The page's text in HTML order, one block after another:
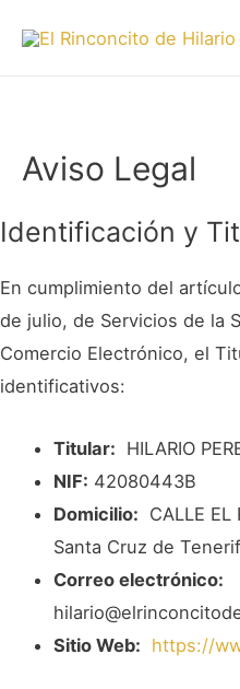
Aviso Legal
Identificación y
En cumplimiento del
de julio, de Servicios de la
Comercio Electrónico, el
identificativos:
Titular: HILARIO
NIF: 42080443B
Domicilio: CALLE EL
Santa Cruz de
Correo electrónico:
Sitio Web: https://